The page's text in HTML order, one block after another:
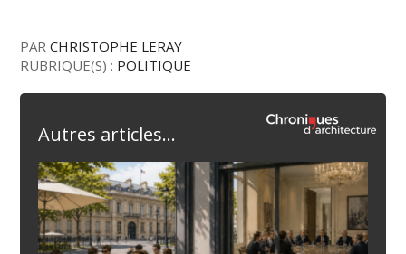
PARCHRISTOPHE LERAY
RUBRIQUE(S) : POLITIQUE
Autres articles...